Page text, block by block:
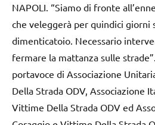
NAPOLI. “Siamo di fronte
che veleggerà per quindici giorni
dimenticatoio. Necessario
fermare la mattanza sulle
portavoce di Associazione
Della Strada ODV, Associazione
Vittime Della Strada ODV ed